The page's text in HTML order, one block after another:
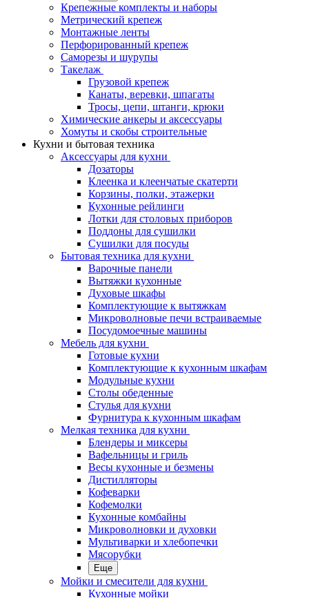
Крепежные комплекты и наборы
Метрический крепеж
Монтажные ленты
Перфорированный крепеж
Саморезы и шурупы
Такелаж
Грузовой крепеж
Канаты, веревки, шпагаты
Тросы, цепи, штанги, крюки
Химические анкеры и аксессуары
Хомуты и скобы строительные
Кухни и бытовая техника
Аксессуары для кухни
Дозаторы
Клеенка и клеенчатые скатерти
Корзины, полки, этажерки
Кухонные рейлинги
Лотки для столовых приборов
Поддоны для сушилки
Сушилки для посуды
Бытовая техника для кухни
Варочные панели
Вытяжки кухонные
Духовые шкафы
Комплектующие к вытяжкам
Микроволновые печи встраиваемые
Посудомоечные машины
Мебель для кухни
Готовые кухни
Комплектующие к кухонным шкафам
Модульные кухни
Столы обеденные
Стулья для кухни
Фурнитура к кухонным шкафам
Мелкая техника для кухни
Блендеры и миксеры
Вафельницы и гриль
Весы кухонные и безмены
Дистилляторы
Кофеварки
Кофемолки
Кухонные комбайны
Микроволновки и духовки
Мультиварки и хлебопечки
Мясорубки
Еще
Мойки и смесители для кухни
Кухонные мойки